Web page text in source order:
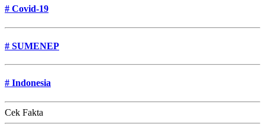
# Covid-19
# SUMENEP
# Indonesia
Cek Fakta